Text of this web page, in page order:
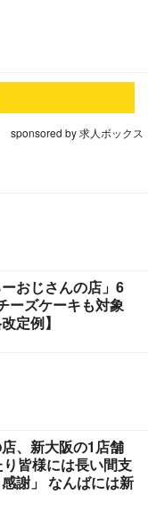
sponsored by 求人ボックス
おじさんの店」6
ズケーキも対象
定例】
、新大阪の1店舗
皆様には長い間支
謝」 なんばには新